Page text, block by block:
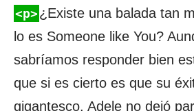
<p>¿Existe una balada tan
lo es Someone like You?
sabríamos responder bien
que si es cierto es que su
gigantesco. Adele no dejó